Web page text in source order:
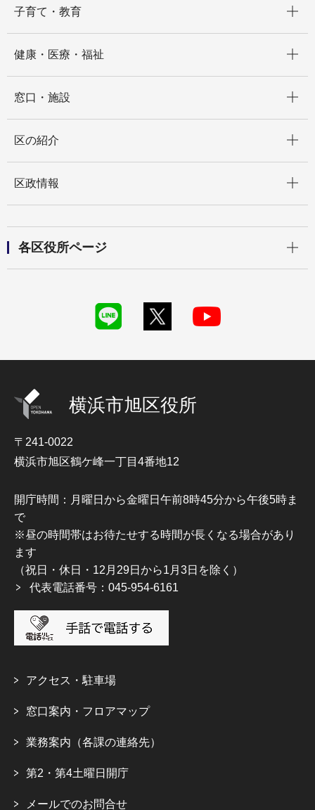
子育て・教育
健康・医療・福祉
窓口・施設
区の紹介
区政情報
各区役所ページ
横浜市旭区役所
〒241-0022
横浜市旭区鶴ケ峰一丁目4番地12
開庁時間：月曜日から金曜日午前8時45分から午後5時ま
で
※昼の時間帯はお待たせする時間が長くなる場合があり
ます
（祝日・休日・12月29日から1月3日を除く）
代表電話番号：045-954-6161
アクセス・駐車場
窓口案内・フロアマップ
業務案内（各課の連絡先）
第2・第4土曜日開庁
メールでのお問合せ